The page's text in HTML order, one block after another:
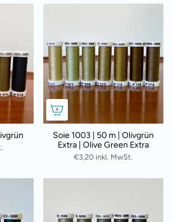
Soie 1003 | 50 m | Olivgrün
Extra | Olive Green Extra
€3,20 inkl. MwSt.